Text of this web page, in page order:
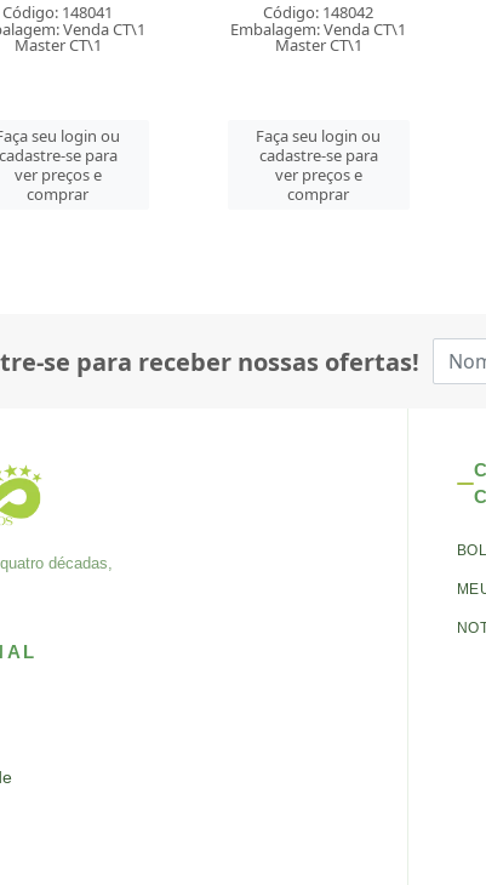
Código: 148042
Venda CT\1
Master CT\1
seu login ou
cadastre-se para
ver preços e
comprar
Código: 162516
Embalagem: Venda BL\1
Master CM\24
Faça seu login ou
cadastre-se para
ver preços e
comprar
se para receber nossas ofertas!
décadas,